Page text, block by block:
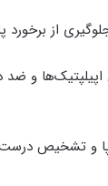
اپیلپتیک‌ها
و تشخیص